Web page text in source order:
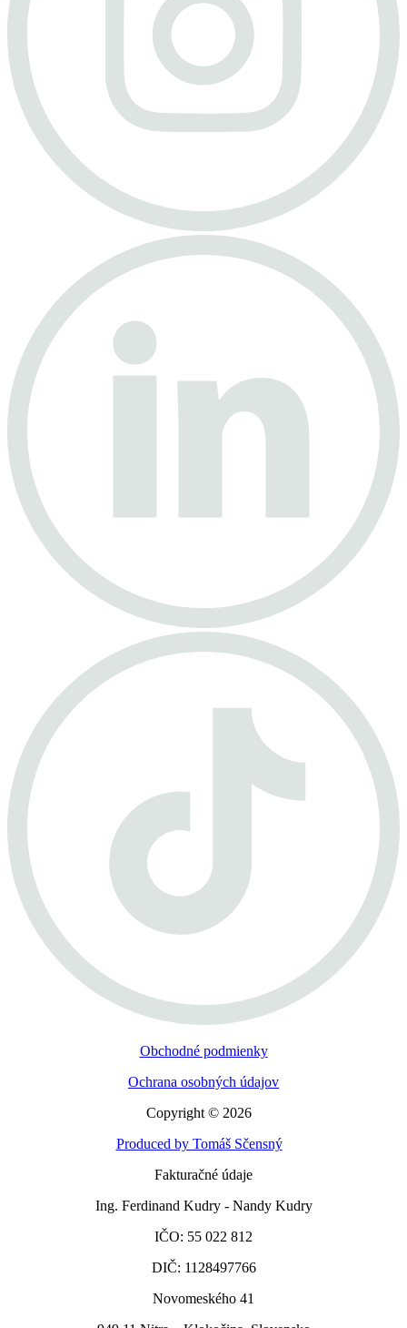
Obchodné podmienky
Ochrana osobných údajov
Copyright © 2026
Produced by Tomáš Sčensný
Fakturačné údaje
Ing. Ferdinand Kudry - Nandy Kudry
IČO: 55 022 812
DIČ: 1128497766
Novomeského 41